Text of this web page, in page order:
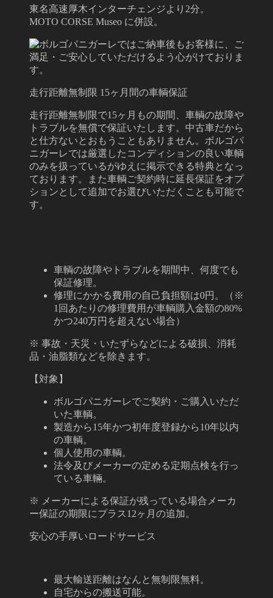
東名高速厚木インターチェンジより2分。
MOTO CORSE Museo に併設。
走行距離無制限 15ヶ月間の車輌保証
走行距離無制限で15ヶ月もの期間、車輌の故障や
トラブルを無償で保証いたします。中古車だから
と仕方ないとおもうこともありません。ボルゴパ
ニガーレでは厳選したコンディションの良い車輌
のみを扱っているがゆえに掲示できる特典となっ
ております。また車輌ご契約時に延長保証をオプ
ションとして追加でお選びいただくことも可能で
す。
車輌の故障やトラブルを期間中、何度でも
保証修理。
修理にかかる費用の自己負担額は0円。
（※
1回あたりの修理費用が車輌購入金額の80%
かつ240万円を超えない場合）
※ 事故・天災・いたずらなどによる破損、消耗
品・油脂類などを除きます。
【対象】
ボルゴパニガーレでご契約・ご購入いただ
いた車輌。
製造から15年かつ初年度登録から10年以内
の車輌。
個人使用の車輌。
法令及びメーカーの定める定期点検を行っ
ている車輛。
※ メーカーによる保証が残っている場合メーカ
ー保証の期限にプラス12ヶ月の追加。
安心の手厚いロードサービス
最大輸送距離はなんと無制限無料。
自宅からの搬送可能。